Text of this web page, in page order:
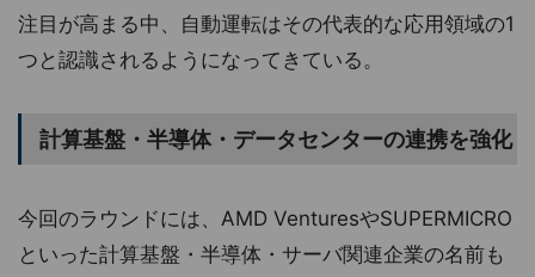
注目が高まる中、自動運転はその代表的な応用領域の1
つと認識されるようになってきている。
計算基盤・半導体・データセンターの連携を強化
今回のラウンドには、AMD VenturesやSUPERMICRO
といった計算基盤・半導体・サーバ関連企業の名前も